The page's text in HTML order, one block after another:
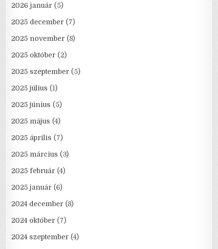
2026 január (5)
2025 december (7)
2025 november (8)
2025 október (2)
2025 szeptember (5)
2025 július (1)
2025 június (5)
2025 május (4)
2025 április (7)
2025 március (3)
2025 február (4)
2025 január (6)
2024 december (8)
2024 október (7)
2024 szeptember (4)